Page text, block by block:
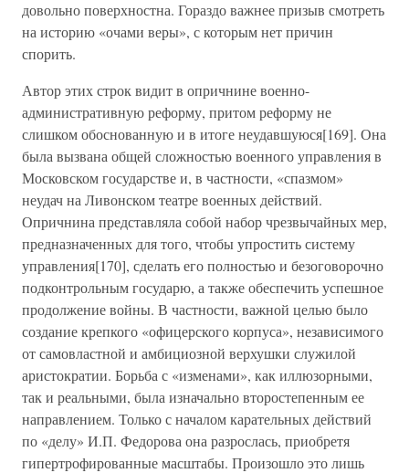
довольно поверхностна. Гораздо важнее призыв смотреть
на историю «очами веры», с которым нет причин
спорить.
Автор этих строк видит в опричнине военно-
административную реформу, притом реформу не
слишком обоснованную и в итоге неудавшуюся[169]. Она
была вызвана общей сложностью военного управления в
Московском государстве и, в частности, «спазмом»
неудач на Ливонском театре военных действий.
Опричнина представляла собой набор чрезвычайных мер,
предназначенных для того, чтобы упростить систему
управления[170], сделать его полностью и безоговорочно
подконтрольным государю, а также обеспечить успешное
продолжение войны. В частности, важной целью было
создание крепкого «офицерского корпуса», независимого
от самовластной и амбициозной верхушки служилой
аристократии. Борьба с «изменами», как иллюзорными,
так и реальными, была изначально второстепенным ее
направлением. Только с началом карательных действий
по «делу» И.П. Федорова она разрослась, приобретя
гипертрофированные масштабы. Произошло это лишь